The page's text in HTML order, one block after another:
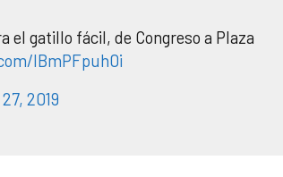
el gatillo fácil, de Congreso a Plaza
lBmPFpuh0i
2019